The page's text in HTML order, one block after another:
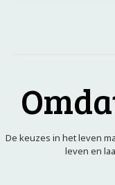
De keuzes in het leven
leven en